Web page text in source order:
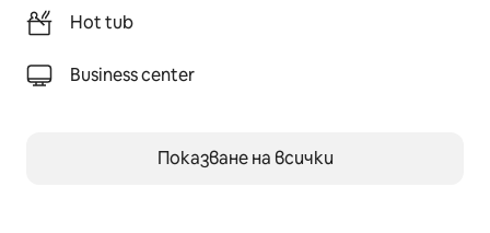
Hot tub
Business center
Показване на всички